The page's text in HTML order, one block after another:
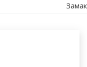
Замак